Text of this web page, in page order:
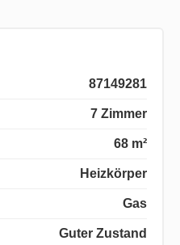
87149281
7 Zimmer
68 m²
Heizkörper
Gas
Guter Zustand